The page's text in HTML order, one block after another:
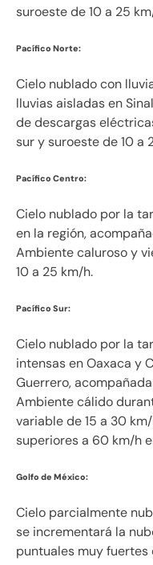
suroeste de 10 a 25
Pacífico Norte:
Cielo nublado con
lluvias aisladas en
de descargas
sur y suroeste de 10 a
Pacífico Centro:
Cielo nublado por la
en la región,
Ambiente caluroso y
10 a 25 km/h.
Pacífico Sur:
Cielo nublado por la
intensas en Oaxaca y
Guerrero,
Ambiente cálido
variable de 15 a 30
superiores a 60 km/h
Golfo de México:
Cielo parcialmente
se incrementará la
puntuales muy fuertes